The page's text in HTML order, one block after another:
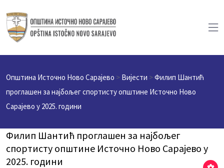
Општина Источно Ново Сарајево > Вијести >Филип Шантић
проглашен за најбољег спортисту општине Источно Ново
Сарајево у 2025. години
Филип Шантић проглашен за најбољег
спортисту општине Источно Ново Сарајево у
2025. години